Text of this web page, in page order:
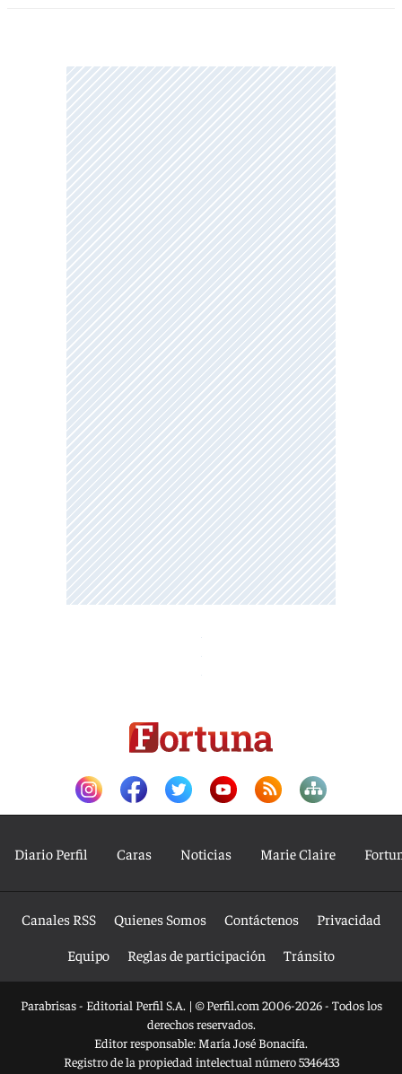
Diario Perfil Caras Noticias Marie Claire
Canales RSS Quienes Somos Contáctenos
Privacidad
Equipo
Reglas de participación Tránsito
Parabrisas - Editorial Perfil S.A. | © Perfil.com 2006-2026 - Todos los
derechos reservados.
Editor responsable: María José Bonacifa.
Registro de la propiedad intelectual número 5346433